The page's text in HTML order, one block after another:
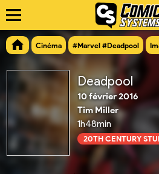
Cinéma #Marvel #Deadpool
Deadpool
10 février 2016
Tim Miller
1h48min
20TH CENTURY